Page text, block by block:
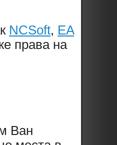
NCSoft, EA
права на
Ван